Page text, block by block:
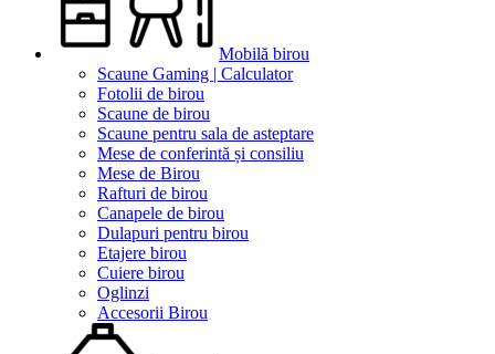
Mobilă birou
Scaune Gaming | Calculator
Fotolii de birou
Scaune de birou
Scaune pentru sala de asteptare
Mese de conferintă și consiliu
Mese de Birou
Rafturi de birou
Canapele de birou
Dulapuri pentru birou
Etajere birou
Cuiere birou
Oglinzi
Accesorii Birou